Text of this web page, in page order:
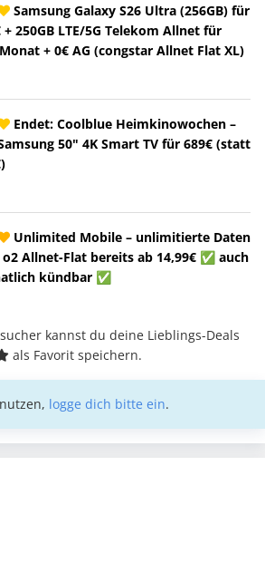
Samsung Galaxy S26 Ultra (256GB) für
+ 250GB LTE/5G Telekom Allnet für
+ 0€ AG (congstar Allnet Flat XL)
Endet: Coolblue Heimkinowochen –
50" 4K Smart TV für 689€ (statt
Unlimited Mobile – unlimitierte Daten
Allnet-Flat bereits ab 14,99€ ✅ auch
kündbar ✅
kannst du deine Lieblings-Deals
als Favorit speichern.
logge dich bitte ein.